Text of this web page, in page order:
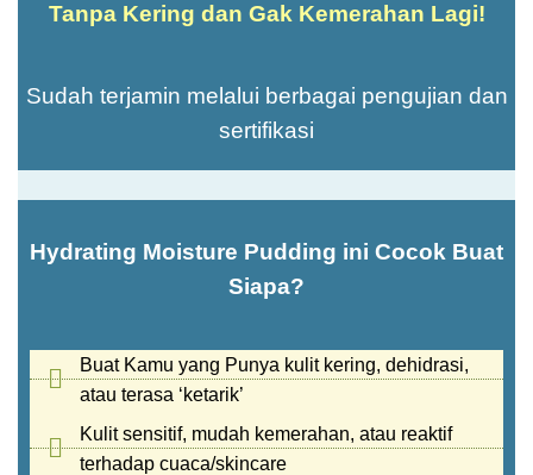
Tanpa Kering dan Gak Kemerahan Lagi!
Sudah terjamin melalui berbagai pengujian dan
sertifikasi
Hydrating Moisture Pudding ini Cocok Buat
Siapa?
Buat Kamu yang Punya kulit kering, dehidrasi,
atau terasa ‘ketarik’
Kulit sensitif, mudah kemerahan, atau reaktif
terhadap cuaca/skincare